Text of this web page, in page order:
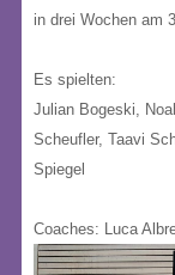
in drei Wochen am
Es spielten:
Julian Bogeski,
Scheufler, Taavi
Spiegel
Coaches: Luca